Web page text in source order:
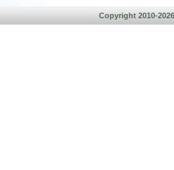
Copyright 2010-